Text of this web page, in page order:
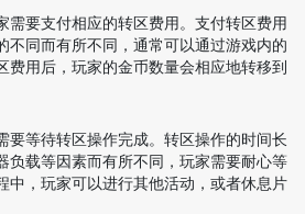
需要支付相应的转区费用。支付转区费用
不同而有所不同，通常可以通过游戏内的
费用后，玩家的金币数量会相应地转移到
要等待转区操作完成。转区操作的时间长
负载等因素而有所不同，玩家需要耐心等
中，玩家可以进行其他活动，或者休息片